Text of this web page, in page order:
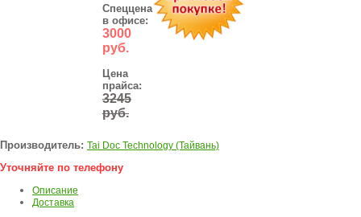
Спеццена
в офисе:
3000
руб.
Цена
прайса:
3245
руб.
Производитель: Tai Doc Technology (Тайвань)
Уточняйте по телефону
Описание
Доставка